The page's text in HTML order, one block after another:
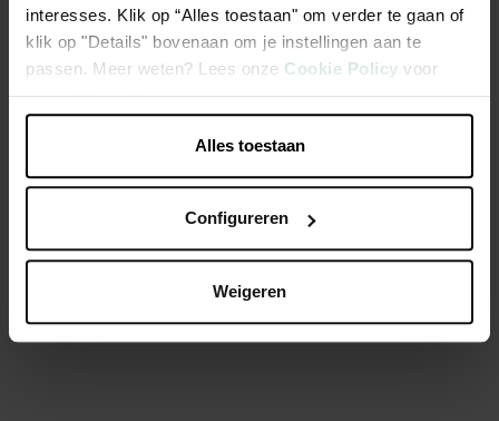
interesses. Klik op “Alles toestaan" om verder te gaan of
klik op "Details" bovenaan om je instellingen aan te
passen. Meer weten? Lees onze Cookie Policy voor
meer informatie.
Alles toestaan
Configureren
Weigeren
Description
Ecopots Amsterdam 40 Dark Grey